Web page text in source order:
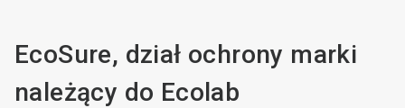
EcoSure, dział ochrony marki
należący do Ecolab